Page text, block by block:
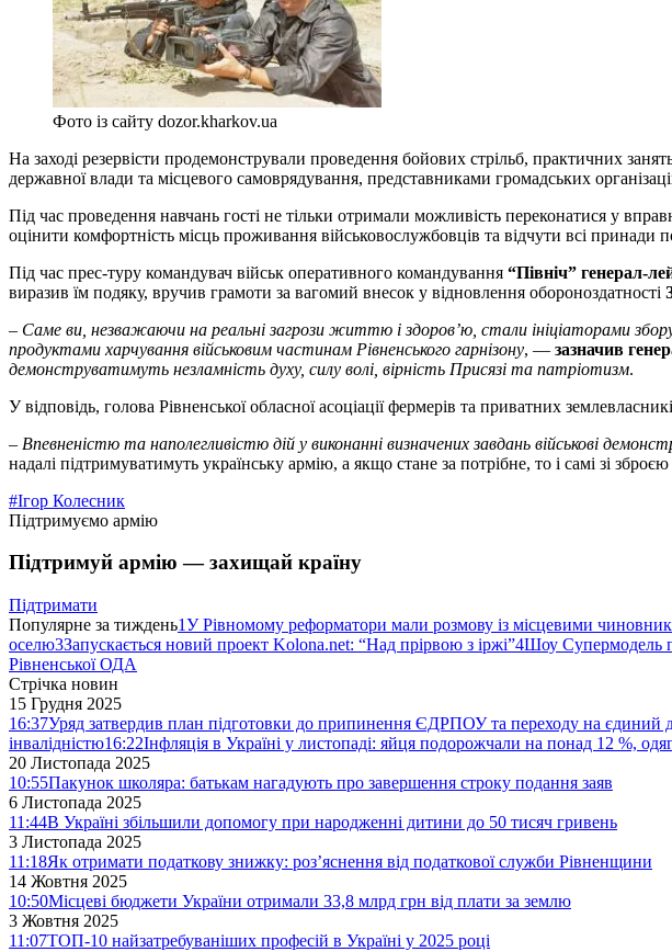
Фото із сайту dozor.kharkov.ua
На заході резервісти продемонстрували проведення бойових стрільб, практичних
державної влади та місцевого самоврядування, представниками громадських
Під час проведення навчань гості не тільки отримали можливість переконатися у
оцінити комфортність місць проживання військовослужбовців та відчути всі принади
Під час прес-туру командувач військ оперативного командування “Північ” генерал-
виразив їм подяку, вручив грамоти за вагомий внесок у відновлення обороноздатності
– Саме ви, незважаючи на реальні загрози життю і здоров’ю, стали ініціаторами
продуктами харчування військовим частинам Рівненського гарнізону, — зазначив
демонструватимуть незламність духу, силу волі, вірність Присязі та патріотизм.
У відповідь, голова Рівненської обласної асоціації фермерів та приватних
– Впевненістю та наполегливістю дій у виконанні визначених завдань військові
надалі підтримуватимуть українську армію, а якщо стане за потрібне, то і самі зі
#Ігор Колесник
Підтримуємо армію
Підтримуй армію — захищай країну
Підтримати
Популярне за тиждень1У Рівномому реформатори мали розмову із місцевими
оселю3Запускається новий проект Kolona.net: “Над прірвою з іржі”4Шоу Супермодель
Рівненської ОДА
Стрічка новин
15 Грудня 2025
16:37Уряд затвердив план підготовки до припинення ЄДРПОУ та переходу на єдиний
інвалідністю16:22Інфляція в Україні у листопаді: яйця подорожчали на понад 12 %,
20 Листопада 2025
10:55Пакунок школяра: батькам нагадують про завершення строку подання заяв
6 Листопада 2025
11:44В Україні збільшили допомогу при народженні дитини до 50 тисяч гривень
3 Листопада 2025
11:18Як отримати податкову знижку: роз’яснення від податкової служби Рівненщини
14 Жовтня 2025
10:50Місцеві бюджети України отримали 33,8 млрд грн від плати за землю
3 Жовтня 2025
11:07ТОП-10 найзатребуваніших професій в Україні у 2025 році